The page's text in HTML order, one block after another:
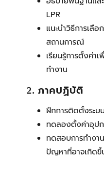
LPR
แนะนำวิธีการเลื
สถานการณ์
เรียนรู้การตั้งค่า
ทำงาน
2. ภาคปฏิบัติ
ฝึกการติดตั้งระบ
ทดลองตั้งค่าอุป
ทดสอบการทำงา
ปัญหาที่อาจเกิดขึ้